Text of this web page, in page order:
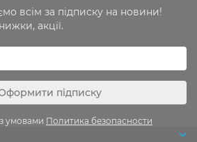
всім за підписку на новини!
акції.
підписку
умовами Политика безопасности